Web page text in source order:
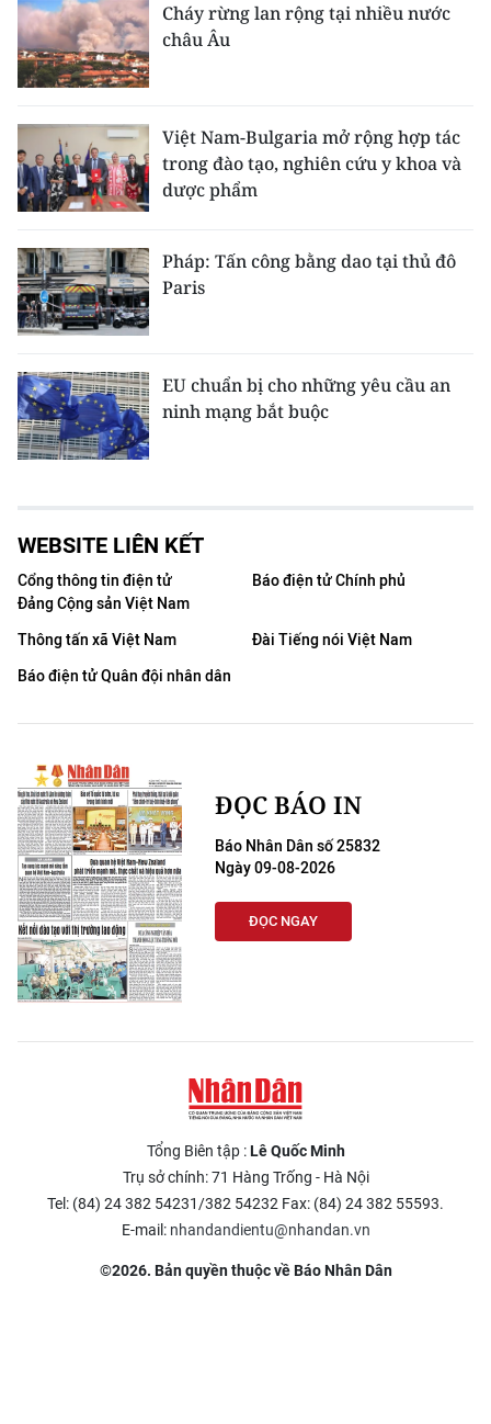
Cháy rừng lan rộng tại nhiều nước
châu Âu
Việt Nam-Bulgaria mở rộng hợp tác
trong đào tạo, nghiên cứu y khoa và
dược phẩm
Pháp: Tấn công bằng dao tại thủ đô
Paris
EU chuẩn bị cho những yêu cầu an
ninh mạng bắt buộc
WEBSITE LIÊN KẾT
Cổng thông tin điện tử
Đảng Cộng sản Việt Nam
Báo điện tử Chính phủ
Thông tấn xã Việt Nam
Đài Tiếng nói Việt Nam
Báo điện tử Quân đội nhân dân
ĐỌC BÁO IN
Báo Nhân Dân số 25832
Ngày 09-08-2026
ĐỌC NGAY
Tổng Biên tập :Lê Quốc Minh
Trụ sở chính: 71 Hàng Trống - Hà Nội
Tel: (84) 24 382 54231/382 54232 Fax: (84) 24 382 55593.
E-mail: nhandandientu@nhandan.vn
©2026. Bản quyền thuộc về Báo Nhân Dân